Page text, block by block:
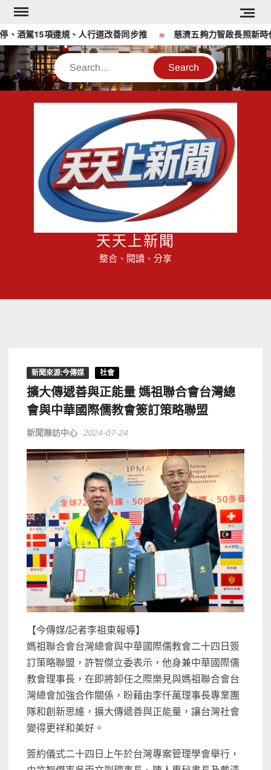
Skip
content
駕15項違規、人行道改善同步推 慈濟五夠力智啟長照新時代
Search
天天上新聞
整合、閱讀、分享
新聞來源:今傳媒 社會
擴大傳遞善與正能量 媽祖聯合會台灣總
會與中華國際儒教會簽訂策略聯盟
新聞聯訪中心 2024-07-24
【今傳媒/記者李祖東報導】
媽祖聯合會台灣總會與中華國際儒教會二十四日簽
訂策略聯盟，許智傑立委表示，他身兼中華國際儒
教會理事長，在即將卸任之際樂見與媽祖聯合會台
灣總會加強合作關係，盼藉由李仟萬理事長專業團
隊和創新思維，擴大傳遞善與正能量，讓台灣社會
變得更祥和美好。
簽約儀式二十四日上午於台灣專案管理學會舉行，